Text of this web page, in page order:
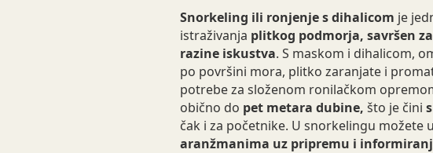
Snorkeling ili ronjenje s dihalicom je
istraživanja plitkog podmorja, savršen
razine iskustva. S maskom i dihalicom,
po površini mora, plitko zaranjate i
potrebe za složenom ronilačkom
obično do pet metara dubine, što je čini
čak i za početnike. U snorkelingu možete
aranžmanima uz pripremu i